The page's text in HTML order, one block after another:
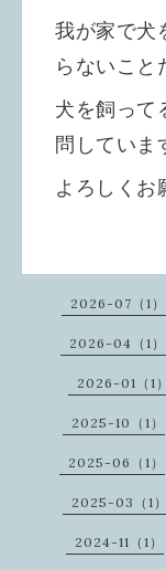
我が家で犬
らないこと
犬を飼って
問していま
よろしくお
2026-07（1）
2026-04（1）
2026-01（1）
2025-10（1）
2025-06（1）
2025-03（1）
2024-11（1）